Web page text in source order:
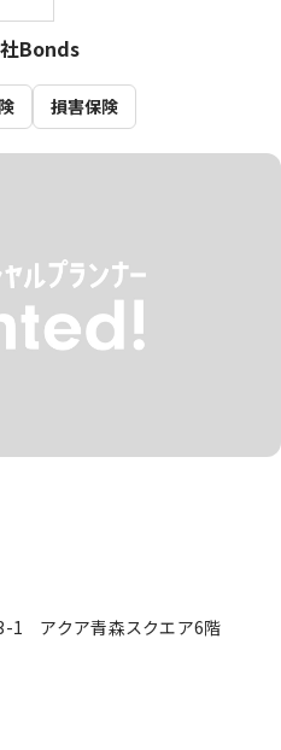
Bonds
損害保険
1 アクア青森スクエア6階